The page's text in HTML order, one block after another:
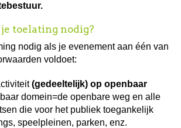
toelating nodig?
nodig als je evenement aan één van
voldoet:
(gedeeltelijk) op openbaar
domein=de openbare weg en alle
die voor het publiek toegankelijk
speelpleinen, parken, enz.